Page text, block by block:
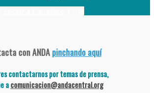
con ANDApinchando aquí
contactarnos por temas de prensa,
acomunicacion@andacentral.org